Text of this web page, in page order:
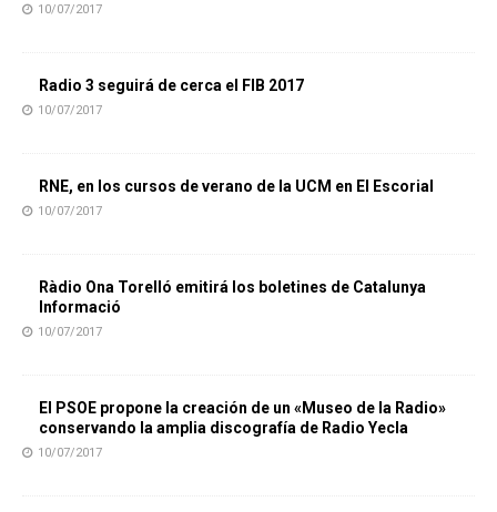
10/07/2017
Radio 3 seguirá de cerca el FIB 2017
10/07/2017
RNE, en los cursos de verano de la UCM en El Escorial
10/07/2017
Ràdio Ona Torelló emitirá los boletines de Catalunya
Informació
10/07/2017
El PSOE propone la creación de un «Museo de la Radio»
conservando la amplia discografía de Radio Yecla
10/07/2017